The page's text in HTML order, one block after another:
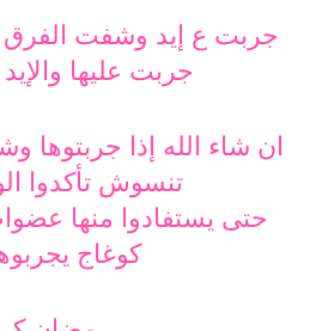
جربت ع إيد وشفت الفرق
جربت عليها والإيد
ان شاء الله إذا جربتوها
تنسوش تأكدوا
حتى يستفادوا منها
كوغاج